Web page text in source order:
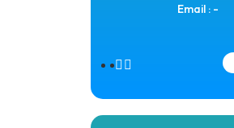
Email : -